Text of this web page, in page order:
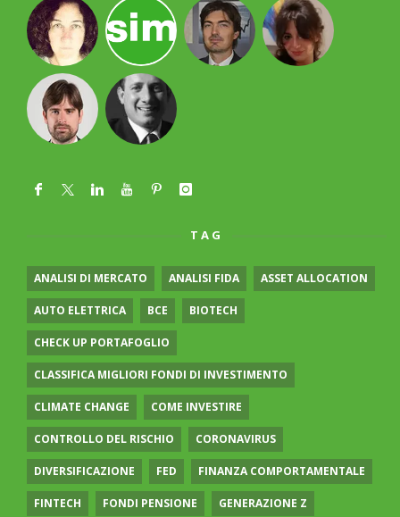
TAG
ANALISI DI MERCATO ANALISI FIDA ASSET ALLOCATION
AUTO ELETTRICA BCE BIOTECH
CHECK UP PORTAFOGLIO
CLASSIFICA MIGLIORI FONDI DI INVESTIMENTO
CLIMATE CHANGE COME INVESTIRE
CONTROLLO DEL RISCHIO CORONAVIRUS
DIVERSIFICAZIONE FED FINANZA COMPORTAMENTALE
FINTECH FONDI PENSIONE GENERAZIONE Z